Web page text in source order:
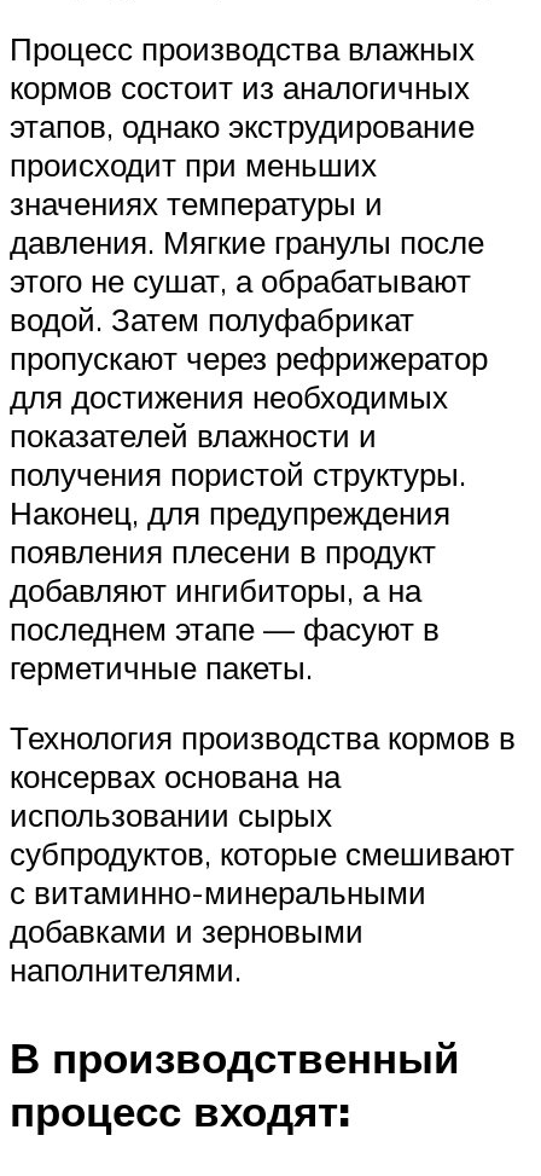
Процесс производства влажных
кормов состоит из аналогичных
этапов, однако экструдирование
происходит при меньших
значениях температуры и
давления. Мягкие гранулы после
этого не сушат, а обрабатывают
водой. Затем полуфабрикат
пропускают через рефрижератор
для достижения необходимых
показателей влажности и
получения пористой структуры.
Наконец, для предупреждения
появления плесени в продукт
добавляют ингибиторы, а на
последнем этапе — фасуют в
герметичные пакеты.
Технология производства кормов в
консервах основана на
использовании сырых
субпродуктов, которые смешивают
с витаминно-минеральными
добавками и зерновыми
наполнителями.
В производственный
процесс входят: